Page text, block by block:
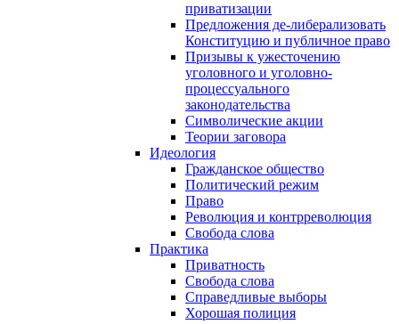
приватизации
Предложения де-либерализовать
Конституцию и публичное право
Призывы к ужесточению
уголовного и уголовно-
процессуального
законодательства
Символические акции
Теории заговора
Идеология
Гражданское общество
Политический режим
Право
Революция и контрреволюция
Свобода слова
Практика
Приватность
Свобода слова
Справедливые выборы
Хорошая полиция